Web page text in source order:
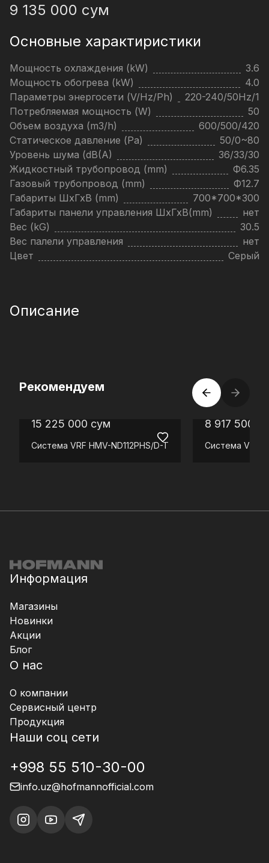
9 135 000 сум
Основные характиристики
Мощность охлаждения (kW)
3.6
Мощность обогрева (kW)
4.0
Параметры энергосети (V/Hz/Ph)
220-240/50Hz/1
Потребляемая мощность (W)
50
Объем воздуха (m3/h)
600/500/420
Статическое давление (Pa)
50/0~80
Уровень шума (dB(A)
36/33/30
Жидкостный трубопровод (mm)
Ф6.35
Газовый трубопровод (mm)
Ф12.7
Габариты ШхГхВ (mm)
700*700*300
Габариты панели управления ШхГхВ(mm)
нет
Вес (kG)
30.5
Вес палели управления
нет
Цвет
Серый
Описание
Рекомендуем
15 225 000 сум
Система VRF HMV-ND112PHS/D-T
8 917 500
Система VRF
Информация
Магазины
Новинки
Акции
Блог
О нас
О компании
Сервисный центр
Продукция
Наши соц сети
+998 55 510-30-00
info.uz@hofmannofficial.com